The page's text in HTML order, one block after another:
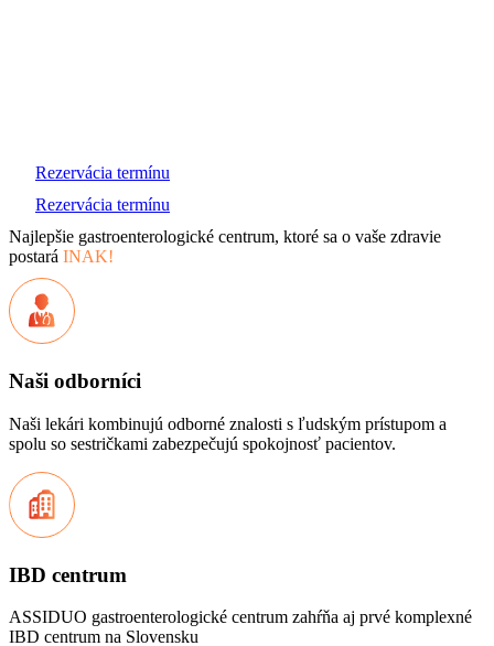
Rezervácia termínu
Rezervácia termínu
Najlepšie gastroenterologické centrum, ktoré sa o vaše zdravie
postará INAK!
Naši odborníci
Naši lekári kombinujú odborné znalosti s ľudským prístupom a
spolu so sestričkami zabezpečujú spokojnosť pacientov.
IBD centrum
ASSIDUO gastroenterologické centrum zahŕňa aj prvé komplexné
IBD centrum na Slovensku